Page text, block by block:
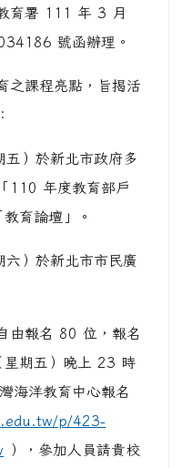
育署 111 年 3 月
號函辦理。
之課程亮點，旨揭活
）於新北市政府多
110 年度教育部戶
育論壇」。
）於新北市市民廣
由報名 80 位，報名
期五）晚上 23 時
海洋教育中心報名
p/423-
），參加人員請貴校